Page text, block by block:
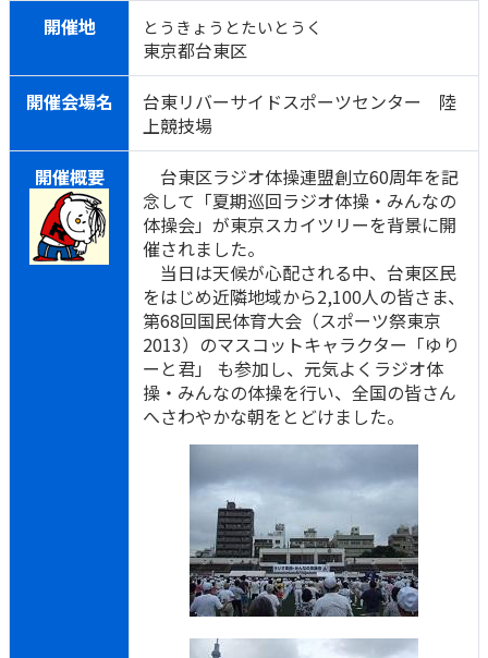
開催地
とうきょうとたいとうく
東京都台東区
開催会場名
台東リバーサイドスポーツセンター 陸
上競技場
開催概要
台東区ラジオ体操連盟創立60周年を記
念して「夏期巡回ラジオ体操・みんなの
体操会」が東京スカイツリーを背景に開
催されました。
当日は天候が心配される中、台東区民
をはじめ近隣地域から2,100人の皆さま、
第68回国民体育大会（スポーツ祭東京
2013）のマスコットキャラクター「ゆり
ーと君」 も参加し、元気よくラジオ体
操・みんなの体操を行い、全国の皆さん
へさわやかな朝をとどけました。